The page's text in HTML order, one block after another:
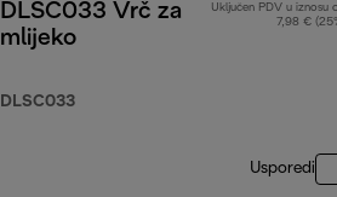
DLSC033 Vrč za
mlijeko
DLSC033
Uključen PDV u iznosu
7,98 €
Usporedi